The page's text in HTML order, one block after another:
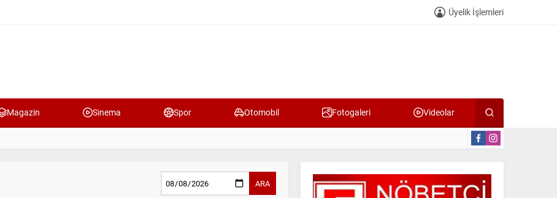
Üyelik İşlemleri
Magazin Sinema Spor Otomobil Fotogaleri Videolar
ARA